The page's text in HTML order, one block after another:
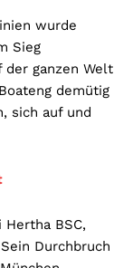
wurde
Sieg
der ganzen Welt
demütig
sich auf und
BSC,
Durchbruch